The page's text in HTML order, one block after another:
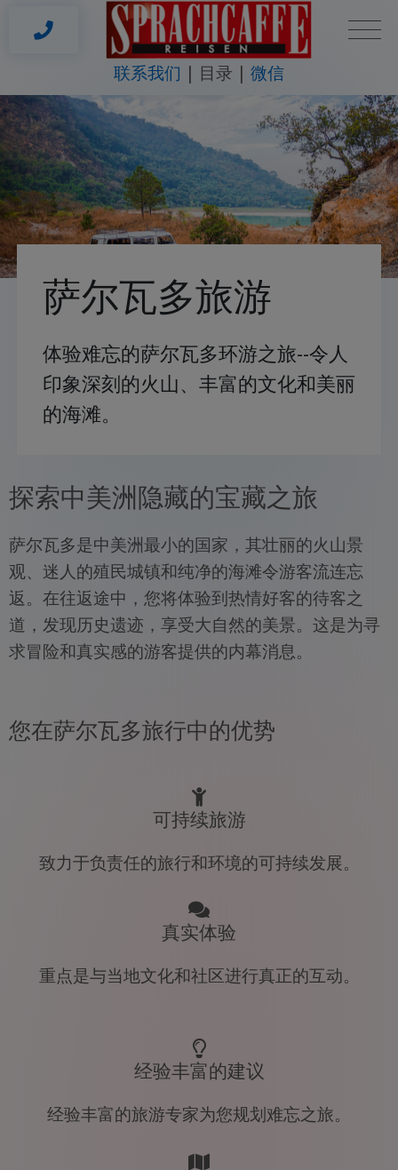
联系我们 目录 微信
萨尔瓦多旅游
体验难忘的萨尔瓦多环游之旅--令人
印象深刻的火山、丰富的文化和美丽
的海滩。
探索中美洲隐藏的宝藏之旅
萨尔瓦多是中美洲最小的国家，其壮丽的火山景
观、迷人的殖民城镇和纯净的海滩令游客流连忘
返。在往返途中，您将体验到热情好客的待客之
道，发现历史遗迹，享受大自然的美景。这是为寻
求冒险和真实感的游客提供的内幕消息。
您在萨尔瓦多旅行中的优势
可持续旅游
致力于负责任的旅行和环境的可持续发展。
真实体验
重点是与当地文化和社区进行真正的互动。
经验丰富的建议
经验丰富的旅游专家为您规划难忘之旅。